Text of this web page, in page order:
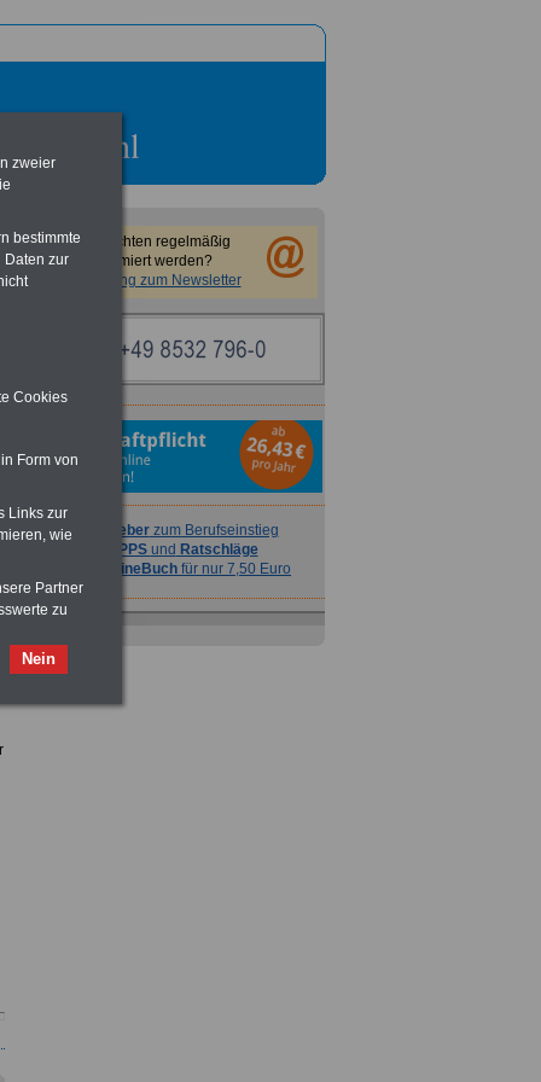
Sie möchten regelmäßig
informiert werden?
Anmeldung zum Newsletter
Ratgeberzum Berufseinstieg
TIPPS und Ratschläge
OnlineBuch für nur 7,50 Euro
zweier
bestimmte
Daten zur
Cookies
Form von
Links zur
wie
Partner
zu
Nein